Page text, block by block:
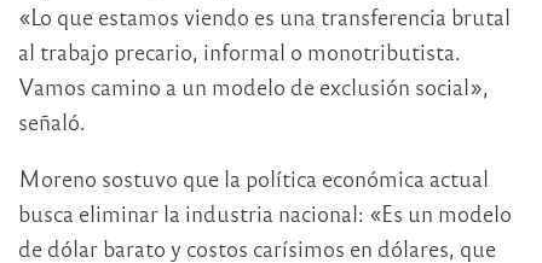
«Lo que estamos viendo es una transferencia brutal
al trabajo precario, informal o monotributista.
Vamos camino a un modelo de exclusión social»,
señaló.
Moreno sostuvo que la política económica actual
busca eliminar la industria nacional: «Es un modelo
de dólar barato y costos carísimos en dólares, que